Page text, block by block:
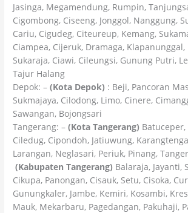
Jasinga, Megamendung, Rumpin,
Cigombong, Ciseeng, Jonggol, Nanggung,
Cariu, Cigudeg, Citeureup, Kemang,
Ciampea, Cijeruk, Dramaga,
Sukaraja, Ciawi, Cileungsi, Gunung Putri,
Tajur Halang
Depok: –(Kota Depok) : Beji, Pancoran
Sukmajaya, Cilodong, Limo, Cinere,
Sawangan, Bojongsari
Tangerang: –(Kota Tangerang) Batuceper,
Ciledug, Cipondoh, Jatiuwung,
Larangan, Neglasari, Periuk, Pinang,
(Kabupaten Tangerang) Balaraja, Jayanti,
Cikupa, Panongan, Cisauk, Setu, Cisoka,
Gunungkaler, Jambe, Kemiri, Kosambi,
Mauk, Mekarbaru, Pagedangan, Pakuhaji,